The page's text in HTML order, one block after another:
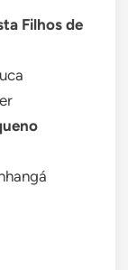
Filhos de